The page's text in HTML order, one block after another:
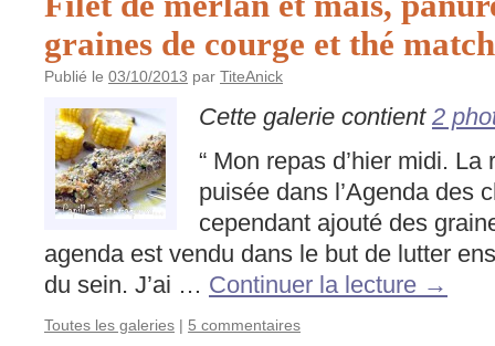
graines de courge et thé
Publié le 03/10/2013 par TiteAnick
Cette galerie contient 2
“ Mon repas d’hier midi.
puisée dans l’Agenda des
cependant ajouté des
agenda est vendu dans le but de lutter
du sein. J’ai … Continuer la lecture →
Toutes les galeries | 5 commentaires